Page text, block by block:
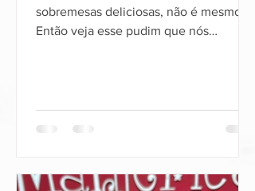
sobremesas deliciosas, não é mesmo?
Então veja esse pudim que nós